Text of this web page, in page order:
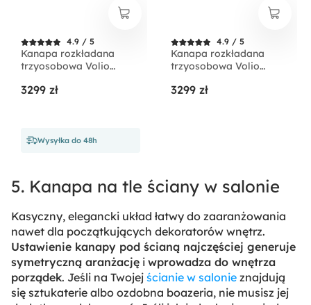
4.9 / 5
Kanapa rozkładana
trzyosobowa Volio
hydrofobowy nogi
3299 zł
Wysyłka do 48h
4.9 / 5
Kanapa rozkładana
trzyosobowa Volio
hydrofobowy nogi złote
3299 zł
5. Kanapa na tle ściany w salonie
Kasyczny, elegancki układ łatwy do zaaranżowania
nawet dla początkujących dekoratorów wnętrz.
Ustawienie kanapy pod ścianą najczęściej generuje
symetryczną aranżację i wprowadza do wnętrza
porządek. Jeśli na Twojej ścianie w salonie znajdują
się sztukaterie albo ozdobna boazeria, nie musisz jej